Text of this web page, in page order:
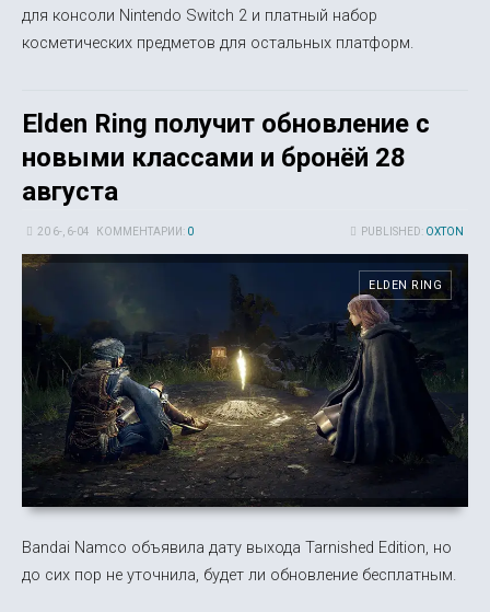
для консоли Nintendo Switch 2 и платный набор
косметических предметов для остальных платформ.
Elden Ring получит обновление с
новыми классами и бронёй 28
августа
PUBLISHED: OXTON
20 6-, 6-04 КОММЕНТАРИИ: 0
ELDEN RING
Bandai Namco объявила дату выхода Tarnished Edition, но
до сих пор не уточнила, будет ли обновление бесплатным.